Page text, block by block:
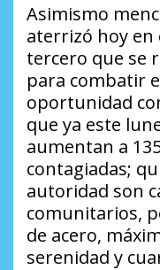
Asimismo
aterrizó hoy en
tercero que se
para combatir
oportunidad
que ya este
aumentan a
contagiadas;
autoridad son
comunitarios,
de acero,
serenidad y